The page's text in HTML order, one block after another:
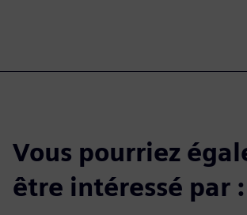
Vous pourriez
être intéressé par :